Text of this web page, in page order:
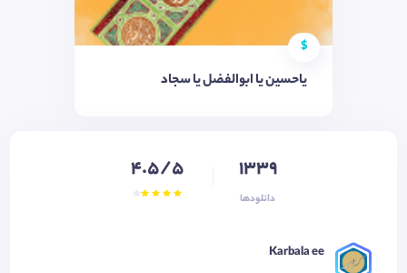
$
یاحسین یا ابوالفضل یا سجاد
1339
دانلودها
4.5/5
Karbala ee